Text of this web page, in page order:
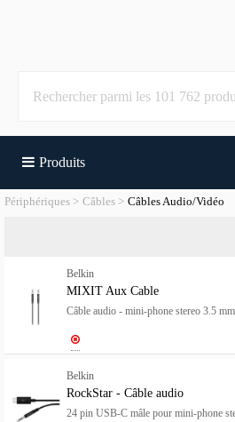
Produits
Périphériques Câbles Câbles Audio/Vidéo
Belkin
MIXIT Aux Cable
Belkin
RockStar - Câble audio